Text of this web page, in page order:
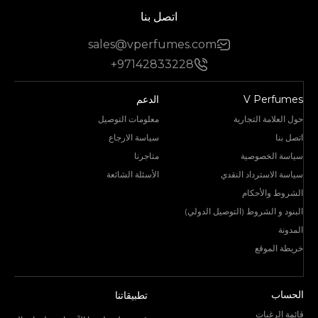
اتصل بنا
sales@vperfumes.com
+97142833228
V Perfumes
حول العلامة التجارية
اتصل بنا
سياسة الخصوصية
سياسة الاسترداد النقدي
الشروط والأحكام
البنود و الشروط (التوصيل الدولي)
المدونة
خريطة الموقع
الدعم
معلومات التوصيل
سياسة الارجاع
متاجرنا
الأسئلة الشائعة
الحساب
قائمة الرغبات
تطبيقاتنا